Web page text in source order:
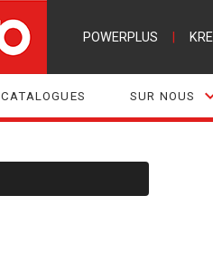
POWERPLUS
CATALOGUES SUR NOUS